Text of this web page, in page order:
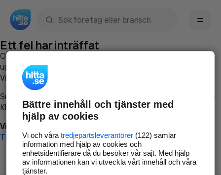
Ett fel har inträffat
Om du vill kan du
uppstod så att vi lättare och snabbare kan avhjälpa det.
Vänligen försök med följande:
Surfa till
Klicka påTillbaka-knappen i webbläsaren och försök igen
Vi beklagar besväret!
Till startsidan
Bättre innehåll och tjänster med
hjälp av cookies
Vi och våra tredjepartsleverantörer(122) samlar
information med hjälp av cookies och
enhetsidentifierare då du besöker vår sajt. Med hjälp
av informationen kan vi utveckla vårt innehåll och våra
tjänster.